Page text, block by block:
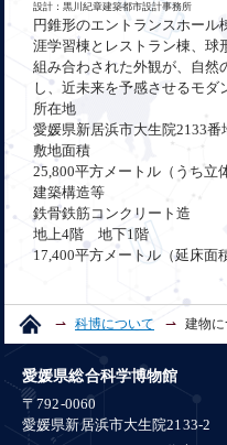
設計：黒川紀章建築都市設計事務所
円錐形のエントランスホール
涯学習棟とレストラン棟、球
組み合わされた外観が、自然
し、近未来を予感させるモダ
所在地
愛媛県新居浜市大生院2133番
敷地面積
25,800平方メートル（うち立
建築構造等
鉄骨鉄筋コンクリート造
地上4階 地下1階
17,400平方メートル（延床面
科博について 建物
愛媛県総合科学博物館
〒792-0060
愛媛県新居浜市大生院2133-2